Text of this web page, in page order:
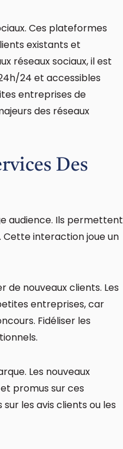
Ces plateformes
existants et
réseaux sociaux, il est
24 et accessibles
entreprises de
des réseaux
Des
audience. Ils permettent
Cette interaction joue un
nouveaux clients. Les
entreprises, car
Fidéliser les
Les nouveaux
promus sur ces
les avis clients ou les